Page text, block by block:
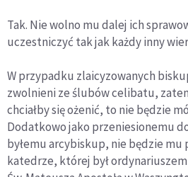
Tak. Nie wolno mu dalej ich
uczestniczyć tak jak każdy inny
W przypadku zlaicyzowanych
zwolnieni ze ślubów celibatu,
chciałby się ożenić, to nie będzie
Dodatkowo jako przeniesionemu
byłemu arcybiskup, nie będzie mu
katedrze, której był